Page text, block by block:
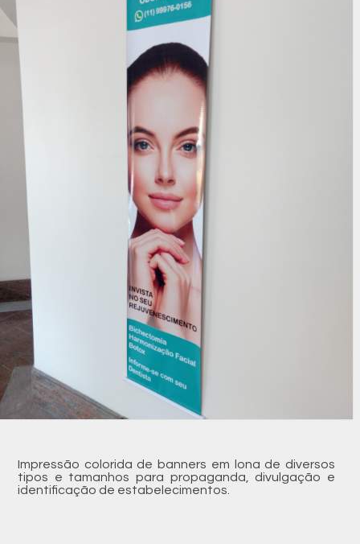
Impressão colorida de banners em lona de diversos
tipos e tamanhos para propaganda, divulgação e
identificação de estabelecimentos.